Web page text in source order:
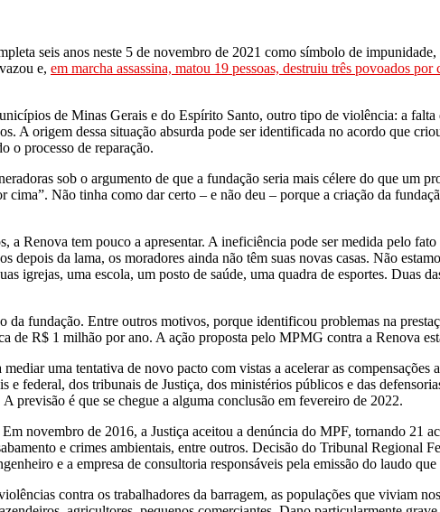
seis anos neste 5 de novembro de 2021 como símbolo de
e, em marcha assassina, matou 19 pessoas, destruiu três povoados por
de Minas Gerais e do Espírito Santo, outro tipo de violência: a
A origem dessa situação absurda pode ser identificada no acordo que
o processo de reparação.
sob o argumento de que a fundação seria mais célere do que um
Não tinha como dar certo – e não deu – porque a criação da
a Renova tem pouco a apresentar. A ineficiência pode ser medida pelo
da lama, os moradores ainda não têm suas novas casas. Não
igrejas, uma escola, um posto de saúde, uma quadra de esportes. Duas
fundação. Entre outros motivos, porque identificou problemas na
de R$ 1 milhão por ano. A ação proposta pelo MPMG contra a Renova
uma tentativa de novo pacto com vistas a acelerar as compensações
federal, dos tribunais de Justiça, dos ministérios públicos e das
é que se chegue a alguma conclusão em fevereiro de 2022.
novembro de 2016, a Justiça aceitou a denúncia do MPF, tornando 21
e crimes ambientais, entre outros. Decisão do Tribunal Regional
e a empresa de consultoria responsáveis pela emissão do laudo
contra os trabalhadores da barragem, as populações que viviam